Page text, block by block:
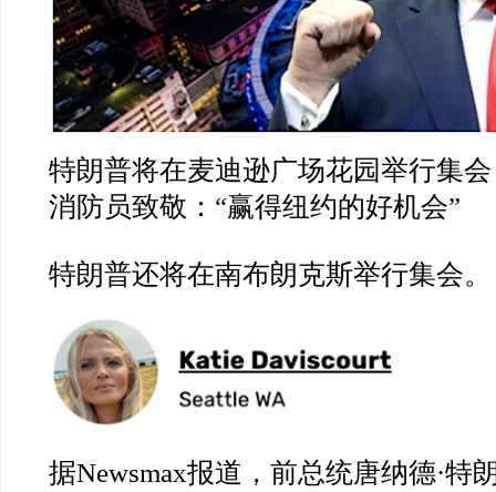
特朗普将在麦迪逊广场花园举行集
消防员致敬：“赢得纽约的好机会”
特朗普还将在南布朗克斯举行集会。
据Newsmax报道，前总统唐纳德·特